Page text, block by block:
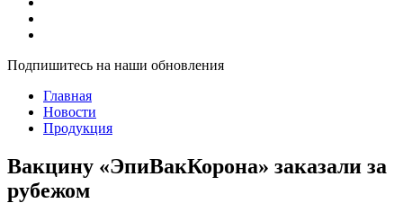
Подпишитесь на наши обновления
Главная
Новости
Продукция
Вакцину «ЭпиВакКорона» заказали за
рубежом